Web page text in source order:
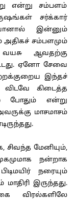
என்று சம்பளம்
சர்க்கார்
யானால் இன்னும்
சம்பளமும்
வயசு ஆவதற்கு
ஏனோ சேவை
இந்தச்
கிடைத்த
போதும் என்று
மாசமாசம்
மேனியும்,
நன்றாக
நரையும்
இருந்தது.
விரல்களிலே